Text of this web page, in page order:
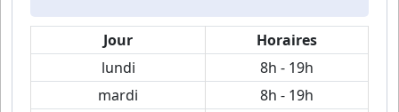
Jour
Horaires
lundi
8h - 19h
mardi
8h - 19h